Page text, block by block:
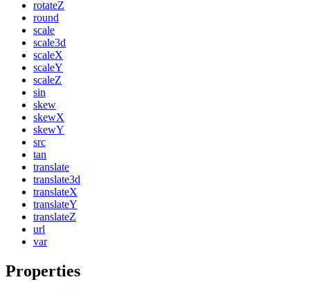
rotateZ
round
scale
scale3d
scaleX
scaleY
scaleZ
sin
skew
skewX
skewY
src
tan
translate
translate3d
translateX
translateY
translateZ
url
var
Properties